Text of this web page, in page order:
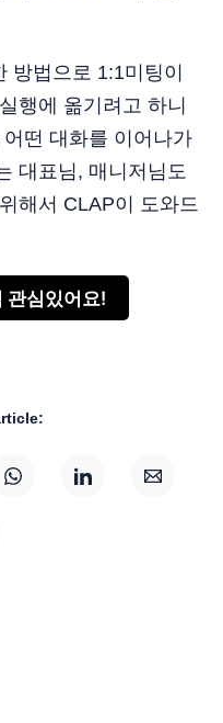
방법으로 1:1미팅이
행에 옮기려고 하니
떤 대화를 이어나가
대표님, 매니저님도
해서 CLAP이 도와드
관심있어요!